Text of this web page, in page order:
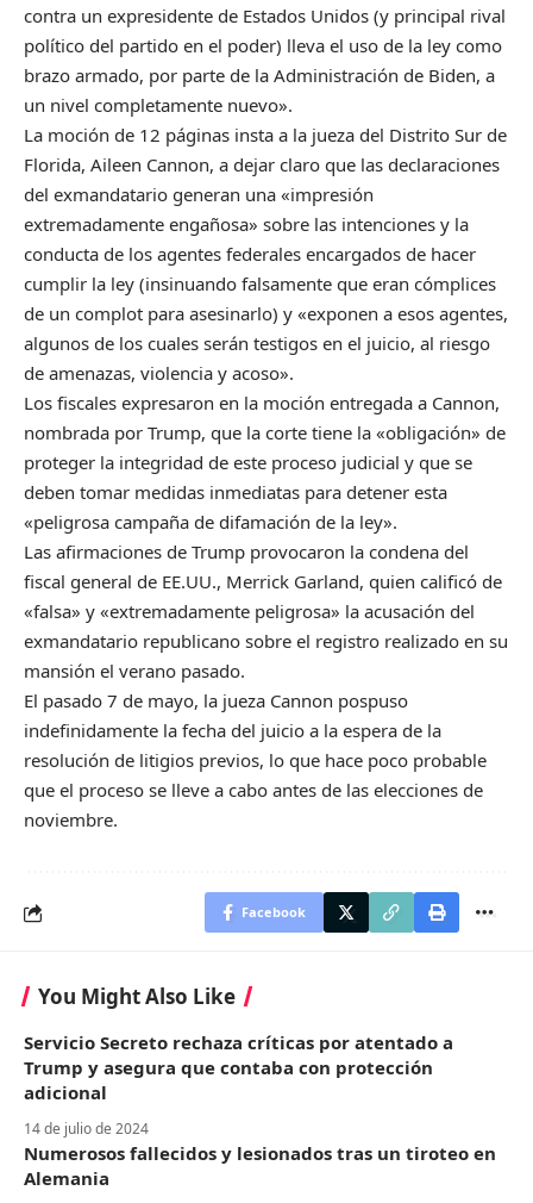
contra un expresidente de Estados Unidos (y principal rival
político del partido en el poder) lleva el uso de la ley como
brazo armado, por parte de la Administración de Biden, a
un nivel completamente nuevo».
La moción de 12 páginas insta a la jueza del Distrito Sur de
Florida, Aileen Cannon, a dejar claro que las declaraciones
del exmandatario generan una «impresión
extremadamente engañosa» sobre las intenciones y la
conducta de los agentes federales encargados de hacer
cumplir la ley (insinuando falsamente que eran cómplices
de un complot para asesinarlo) y «exponen a esos agentes,
algunos de los cuales serán testigos en el juicio, al riesgo
de amenazas, violencia y acoso».
Los fiscales expresaron en la moción entregada a Cannon,
nombrada por Trump, que la corte tiene la «obligación» de
proteger la integridad de este proceso judicial y que se
deben tomar medidas inmediatas para detener esta
«peligrosa campaña de difamación de la ley».
Las afirmaciones de Trump provocaron la condena del
fiscal general de EE.UU., Merrick Garland, quien calificó de
«falsa» y «extremadamente peligrosa» la acusación del
exmandatario republicano sobre el registro realizado en su
mansión el verano pasado.
El pasado 7 de mayo, la jueza Cannon pospuso
indefinidamente la fecha del juicio a la espera de la
resolución de litigios previos, lo que hace poco probable
que el proceso se lleve a cabo antes de las elecciones de
noviembre.
Facebook
You Might Also Like
Servicio Secreto rechaza críticas por atentado a
Trump y asegura que contaba con protección
adicional
14 de julio de 2024
Numerosos fallecidos y lesionados tras un tiroteo en
Alemania